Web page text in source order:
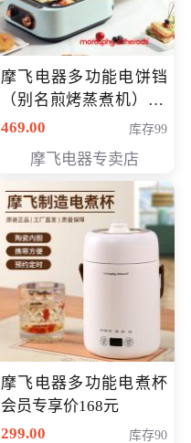
摩飞电器多功能电饼铛
（别名煎烤蒸煮机） 型
号MF-8888B 会员专享
469.00 库存99
摩飞电器专卖店
摩飞电器多功能电煮杯
会员专享价168元
299.00
库存90